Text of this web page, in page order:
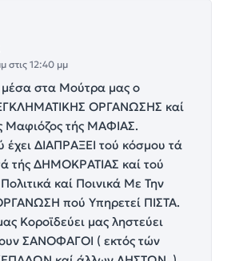
στις 12:40 μμ
μέσα στα Μούτρα μας ο
ΟΡΓΆΝΩΣΗΣ καί
Μαφιόζος τής ΜΑΦΊΑΣ.
ΔΙΑΠΡΆΞΕΙ τού κόσμου τά
τής ΔΗΜΟΚΡΑΤΊΑΣ καί τού
καί Ποινικά Με Την
πού Υπηρετεί ΠΙΣΤΆ.
Κοροϊδεύει μας ληστεύει
ΣΑΝΟΦΑΓΟΙ ( εκτός τών